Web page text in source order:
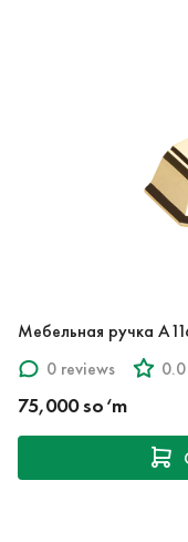
Мебельная ручка
0 reviews
0.0
75,000 so‘m